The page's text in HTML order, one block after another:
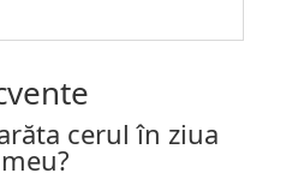
cerul în ziua